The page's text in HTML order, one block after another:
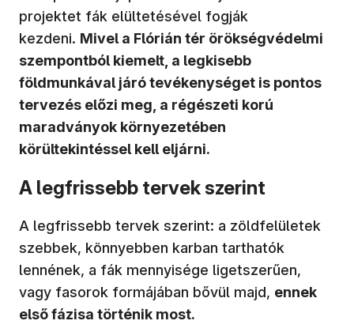
projektet fák elültetésével fogják
kezdeni. Mivel a Flórián tér örökségvédelmi
szempontból kiemelt, a legkisebb
földmunkával járó tevékenységet is pontos
tervezés előzi meg, a régészeti korú
maradványok környezetében
körültekintéssel kell eljárni.
A legfrissebb tervek szerint
A legfrissebb tervek szerint: a zöldfelületek
szebbek, könnyebben karban tarthatók
lennének, a fák mennyisége ligetszerűen,
vagy fasorok formájában bővül majd, ennek
első fázisa történik most.